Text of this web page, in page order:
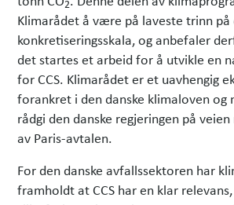
2
Klimarådet å være på laveste trinn på
konkretiseringsskala, og anbefaler
det startes et arbeid for å utvikle en
for CCS. Klimarådet er et uavhengig
forankret i den danske klimaloven og
rådgi den danske regjeringen på
av Paris-avtalen.
For den danske avfallssektoren har
framholdt at CCS har en klar